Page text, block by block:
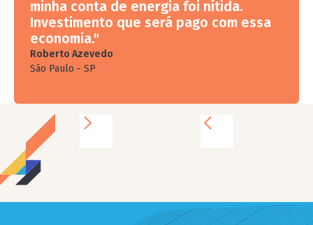
minha conta de energia foi nítida.
Investimento que será pago com essa
economia."
Roberto Azevedo
São Paulo - SP